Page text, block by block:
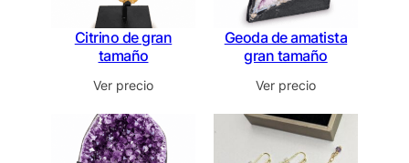
Citrino de gran
tamaño
Ver precio
Geoda de amatista
gran tamaño
Ver precio